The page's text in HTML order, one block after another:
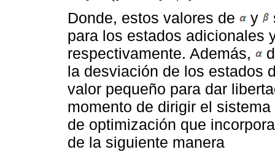
Donde, estos valores de y
para los estados adicionales
respectivamente. Además,
la desviación de los estados
valor pequeño para dar
momento de dirigir el
de optimización que
de la siguiente manera